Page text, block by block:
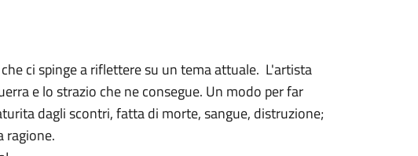
ci spinge a riflettere su un tema attuale. L'artista
e lo strazio che ne consegue. Un modo per far
dagli scontri, fatta di morte, sangue, distruzione;
ragione.